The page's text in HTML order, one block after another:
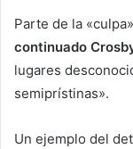
Parte de la
continuado
lugares
semiprístinas».
Un ejemplo del